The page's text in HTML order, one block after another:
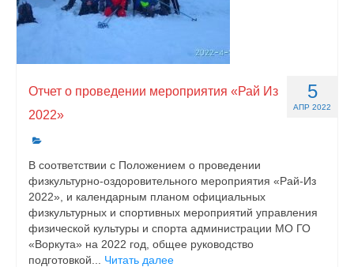
5
АПР 2022
Отчет о проведении мероприятия «Рай Из
2022»
В соответствии с Положением о проведении
физкультурно-оздоровительного мероприятия «Рай-Из
2022», и календарным планом официальных
физкультурных и спортивных мероприятий управления
физической культуры и спорта администрации МО ГО
«Воркута» на 2022 год, общее руководство
подготовкой... Читать далее